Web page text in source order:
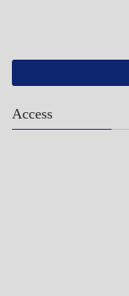
Access